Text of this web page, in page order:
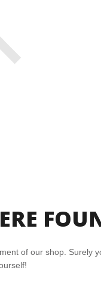
of our shop. Surely